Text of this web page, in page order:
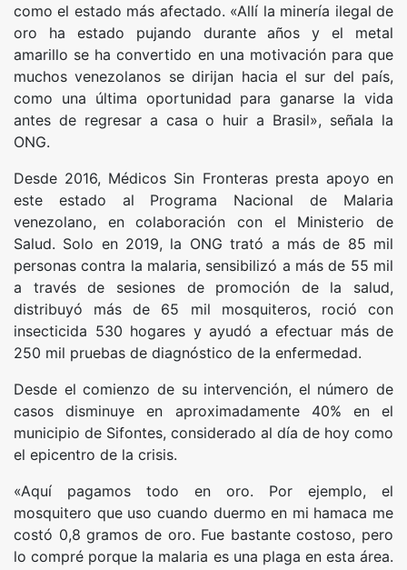
como el estado más afectado. «Allí la minería ilegal de
oro ha estado pujando durante años y el metal
amarillo se ha convertido en una motivación para que
muchos venezolanos se dirijan hacia el sur del país,
como una última oportunidad para ganarse la vida
antes de regresar a casa o huir a Brasil», señala la
ONG.
Desde 2016, Médicos Sin Fronteras presta apoyo en
este estado al Programa Nacional de Malaria
venezolano, en colaboración con el Ministerio de
Salud. Solo en 2019, la ONG trató a más de 85 mil
personas contra la malaria, sensibilizó a más de 55 mil
a través de sesiones de promoción de la salud,
distribuyó más de 65 mil mosquiteros, roció con
insecticida 530 hogares y ayudó a efectuar más de
250 mil pruebas de diagnóstico de la enfermedad.
Desde el comienzo de su intervención, el número de
casos disminuye en aproximadamente 40% en el
municipio de Sifontes, considerado al día de hoy como
el epicentro de la crisis.
«Aquí pagamos todo en oro. Por ejemplo, el
mosquitero que uso cuando duermo en mi hamaca me
costó 0,8 gramos de oro. Fue bastante costoso, pero
lo compré porque la malaria es una plaga en esta área.